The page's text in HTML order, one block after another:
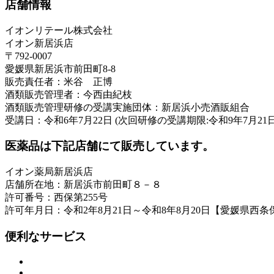
店舗情報
イオンリテール株式会社
イオン新居浜店
〒792-0007
愛媛県新居浜市前田町8-8
販売責任者：米谷 正博
酒類販売管理者：今西由紀枝
酒類販売管理研修の受講実施団体：新居浜小売酒販組合
受講日：令和6年7月22日 (次回研修の受講期限:令和9年7月21
医薬品は下記店舗にて販売しています。
イオン薬局新居浜店
店舗所在地：新居浜市前田町８－８
許可番号：西保第255号
許可年月日：令和2年8月21日～令和8年8月20日【愛媛県西条
便利なサービス